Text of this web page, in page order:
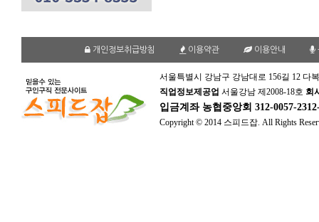
개인정보취급방침 이용약관 이용안내
서울특별시 강남구 강남대로 156길 12 다
직업정보제공업 서울강남 제2008-18호 회
입금계좌 농협중앙회 312-0057-
Copyright © 2014 스피드잡. All Rights